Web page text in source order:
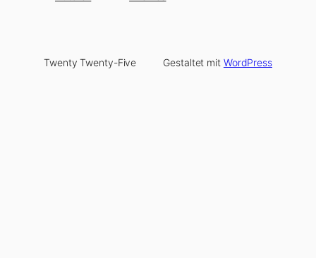
Twenty Twenty-Five Gestaltet mit WordPress